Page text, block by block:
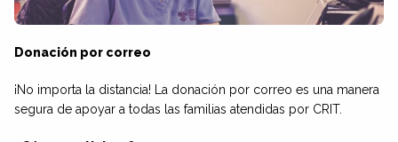
Donación por correo
¡No importa la distancia! La donación por correo es una manera
segura de apoyar a todas las familias atendidas por CRIT.